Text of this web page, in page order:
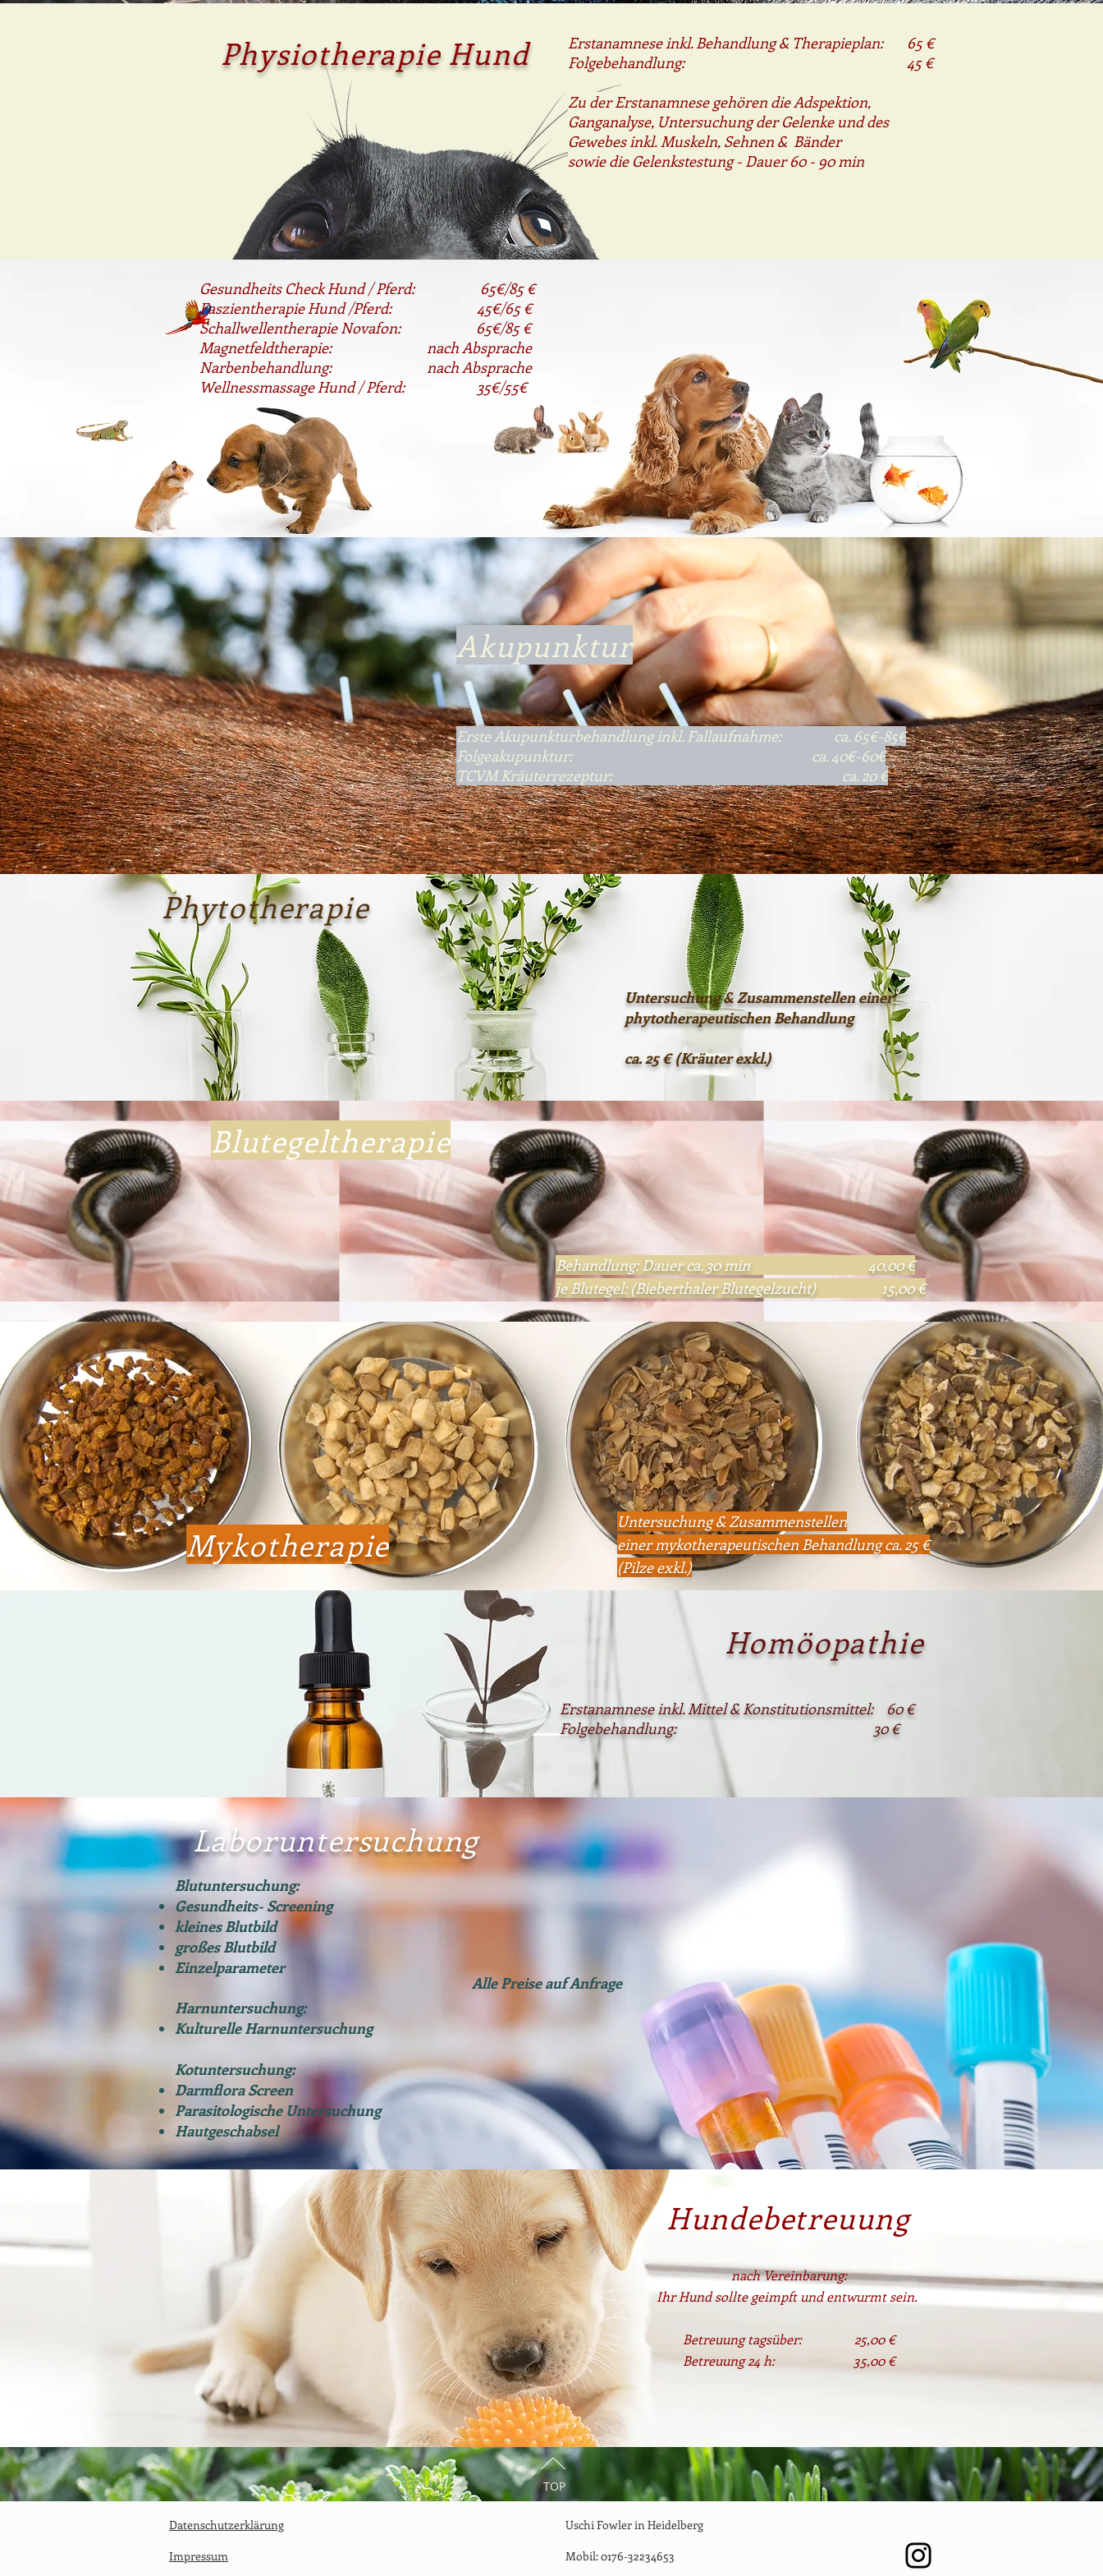
Physiotherapie Hund
Erstanamnese inkl. Behandlung & Therapieplan:
Folgebehandlung:
65 €
45 €
Zu der Erstanamnese gehören die Adspektion,
Ganganalyse, Untersuchung der Gelenke und des
Gewebes inkl.Muskeln, Sehnen & Bänder
sowie die Gelenkstestung - Dauer 60 - 90 min
Gesundheits Check Hund / Pferd: 65€/85 €
Faszientherapie Hund /Pferd: 45€/65 €
Schallwellentherapie Novafon: 65€/85 €
Magnetfeldtherapie: nach Absprache
Narbenbehandlung: nach Absprache
Wellnessmassage Hund / Pferd: 35€/55€
Akupunktur
Erste Akupunkturbehandlung inkl. Fallaufnahme: ca. 65€-85€
Folgeakupunktur: ca. 40€-60€
TCVM Kräuterrezeptur: ca. 20 €
Phytotherapie
Untersuchung & Zusammenstelleneiner
phytotherapeutischen Behandlung
ca. 25 €(Kräuter exkl.)
Blutegeltherapie
Behandlung: Dauer ca. 30 min 40,00 €
je Blutegel: (Bieberthaler Blutegelzucht) 15,00 €
Mykotherapie
Untersuchung & Zusammenstellen
einer mykotherapeutischen Behandlung ca. 25 €
(Pilze exkl.)
Homöopathie
Erstanamnese inkl. Mittel & Konstitutionsmittel: 60 €
Folgebehandlung: 30 €
Laboruntersuchung
Blutuntersuchung:
Gesundheits- Screening
kleines Blutbild
großes Blutbild
Einzelparameter
Harnuntersuchung:
Kulturelle Harnuntersuchung
Kotuntersuchung:
Darmflora Screen
Parasitologische Untersuchung
Hautgeschabsel
Alle Preise auf Anfrage
Hundebetreuung
nach Vereinbarung:
Ihr Hund sollte geimpft und entwurmt sein.
Betreuung tagsüber: 25,00 €
Betreuung 24 h:
35,00 €
TOP
Datenschutzerklärung
Impressum
Uschi Fowler in Heidelberg
Mobil: 0176-32234653